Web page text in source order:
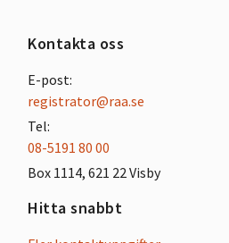
Kontakta oss
E-post:
registrator@raa.se
Tel:
08-5191 80 00
Box 1114, 621 22 Visby
Hitta snabbt